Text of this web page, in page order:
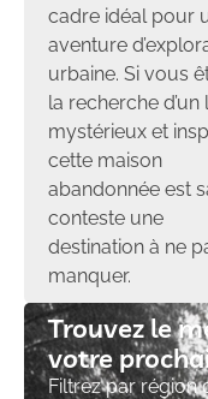
cadre idéal pour
aventure
urbaine. Si vous
la recherche d’un
mystérieux et
cette maison
abandonnée est
conteste une
destination à ne
manquer.
Trouvez le
votre
Filtrez par